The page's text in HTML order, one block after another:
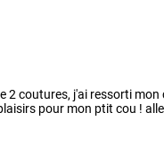
2 coutures, j'ai ressorti
pour mon ptit cou !